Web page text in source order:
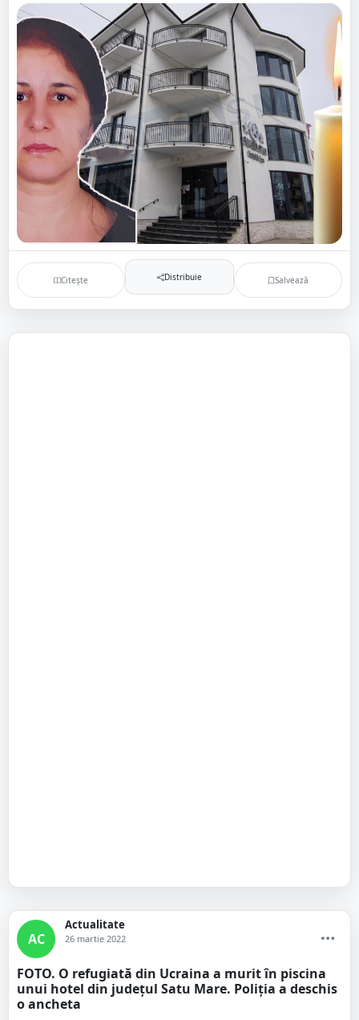
Citește Distribuie Salvează
AC
Actualitate
26 martie 2022
FOTO. O refugiată din Ucraina a murit în piscina
unui hotel din județul Satu Mare. Poliția a deschis
o ancheta